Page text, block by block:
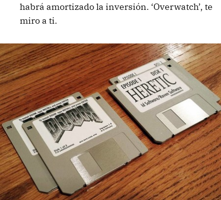
habrá amortizado la inversión. ‘Overwatch’, te
miro a ti.